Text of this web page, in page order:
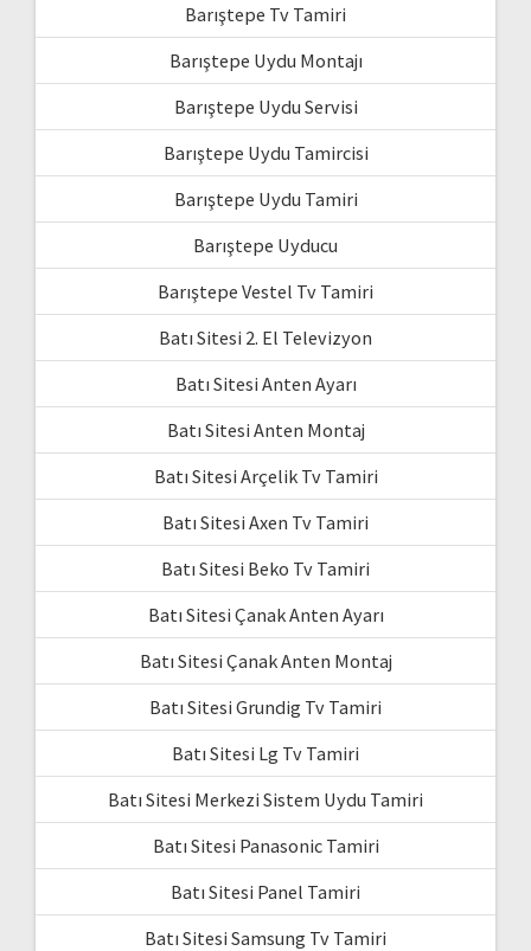
Barıştepe Tv Tamiri
Barıştepe Uydu Montajı
Barıştepe Uydu Servisi
Barıştepe Uydu Tamircisi
Barıştepe Uydu Tamiri
Barıştepe Uyducu
Barıştepe Vestel Tv Tamiri
Batı Sitesi 2. El Televizyon
Batı Sitesi Anten Ayarı
Batı Sitesi Anten Montaj
Batı Sitesi Arçelik Tv Tamiri
Batı Sitesi Axen Tv Tamiri
Batı Sitesi Beko Tv Tamiri
Batı Sitesi Çanak Anten Ayarı
Batı Sitesi Çanak Anten Montaj
Batı Sitesi Grundig Tv Tamiri
Batı Sitesi Lg Tv Tamiri
Batı Sitesi Merkezi Sistem Uydu Tamiri
Batı Sitesi Panasonic Tamiri
Batı Sitesi Panel Tamiri
Batı Sitesi Samsung Tv Tamiri